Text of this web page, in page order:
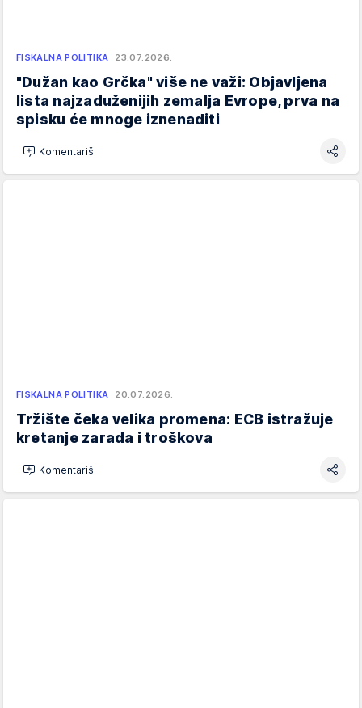
FISKALNA POLITIKA 23.07.2026.
"Dužan kao Grčka" više ne važi: Objavljena
lista najzaduženijih zemalja Evrope, prva na
spisku će mnoge iznenaditi
Komentariši
FISKALNA POLITIKA 20.07.2026.
Tržište čeka velika promena: ECB istražuje
kretanje zarada i troškova
Komentariši